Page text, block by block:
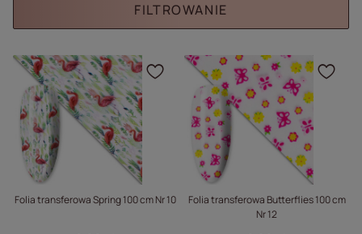
FILTROWANIE
Folia transferowa Spring 100 cm Nr 10
Kliknij, aby dodać
Folia transferowa Butterflies 100 cm
Nr 12